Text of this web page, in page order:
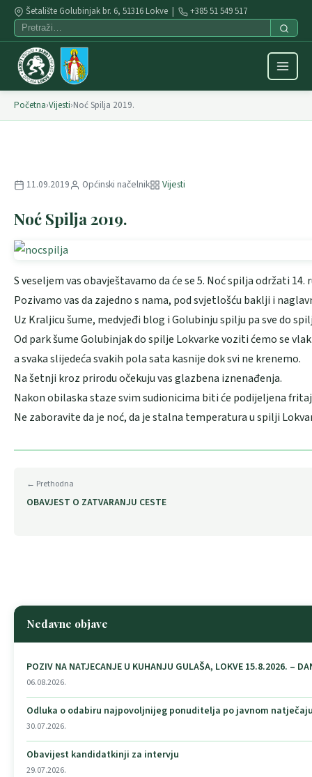
Šetalište Golubinjak br. 6, 51316 Lokve | +385 51 549 517
Početna›Vijesti›Noć Spilja 2019.
11.09.2019 Općinski načelnik Vijesti
Noć Spilja 2019.
S veseljem vas obavještavamo da će se 5. Noć spilja održati 14.
Pozivamo vas da zajedno s nama, pod svjetlošću baklji i
Uz Kraljicu šume, medvjeđi blog i Golubinju spilju pa sve do
Od park šume Golubinjak do spilje Lokvarke voziti ćemo se
a svaka slijedeća svakih pola sata kasnije dok svi ne krenemo.
Na šetnji kroz prirodu očekuju vas glazbena iznenađenja.
Nakon obilaska staze svim sudionicima biti će podijeljena
Ne zaboravite da je noć, da je stalna temperatura u spilji
← Prethodna
OBAVJEST O ZATVARANJU CESTE
Nedavne objave
POZIV NA NATJECANJE U KUHANJU GULAŠA, LOKVE 15.8.2026. –
06.08.2026.
Odluka o odabiru najpovoljnijeg ponuditelja po javnom
30.07.2026.
Obavijest kandidatkinji za intervju
29.07.2026.